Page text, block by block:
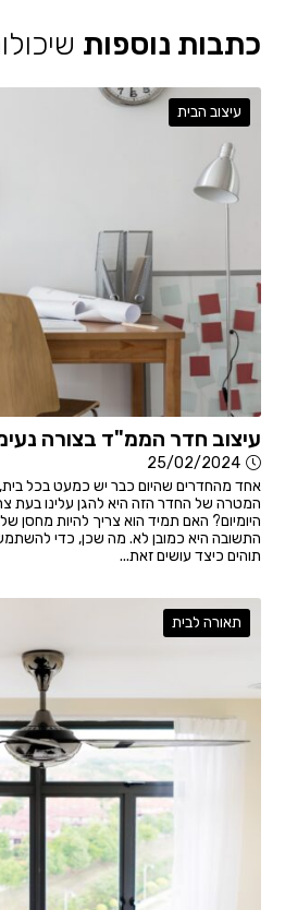
כתבות נוספות
עיצוב הבית
עיצוב חדר הממ"ד בצורה
25/02/2024
אחד מהחדרים שהיום כבר יש כמעט בכל
המטרה של החדר הזה היא להגן עלינו בעת
היומיום? האם תמיד הוא צריך להיות מחסן
התשובה היא כמובן לא. מה שכן, כדי
תוהים כיצד עושים זאת...
תאורה לבית